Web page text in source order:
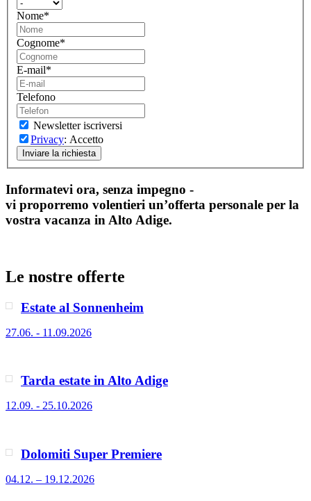
Nome*
Cognome*
E-mail*
Telefono
Newsletter iscriversi
Privacy: Accetto
Informatevi ora, senza impegno -
vi proporremo volentieri un’offerta personale per la
vostra vacanza in Alto Adige.
Le nostre offerte
Estate al Sonnenheim
27.06. - 11.09.2026
Tarda estate in Alto Adige
12.09. - 25.10.2026
Dolomiti Super Premiere
04.12. – 19.12.2026